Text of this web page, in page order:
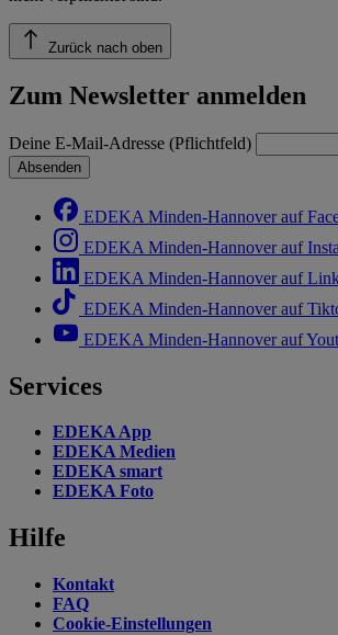
Zurück nach oben
Zum Newsletter anmelden
Deine E-Mail-Adresse (Pflichtfeld)
Absenden
EDEKA Minden-Hannover auf
EDEKA Minden-Hannover auf
EDEKA Minden-Hannover auf
EDEKA Minden-Hannover auf
EDEKA Minden-Hannover auf
Services
EDEKA App
EDEKA Medien
EDEKA smart
EDEKA Foto
Hilfe
Kontakt
FAQ
Cookie-Einstellungen